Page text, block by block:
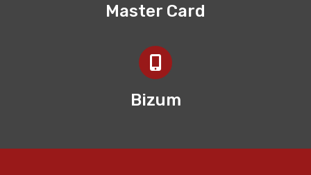
Master Card
Bizum